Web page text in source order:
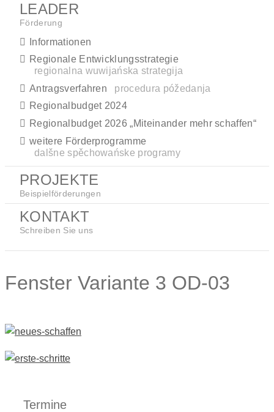
LEADER
Förderung
Informationen
Regionale Entwicklungsstrategie
regionalna wuwijańska strategija
Antragsverfahren
procedura póžedanja
Regionalbudget 2024
Regionalbudget 2026 „Miteinander mehr schaffen“
weitere Förderprogramme
dalšne spěchowańske programy
PROJEKTE
Beispielförderungen
KONTAKT
Schreiben Sie uns
Fenster Variante 3 OD-03
Termine